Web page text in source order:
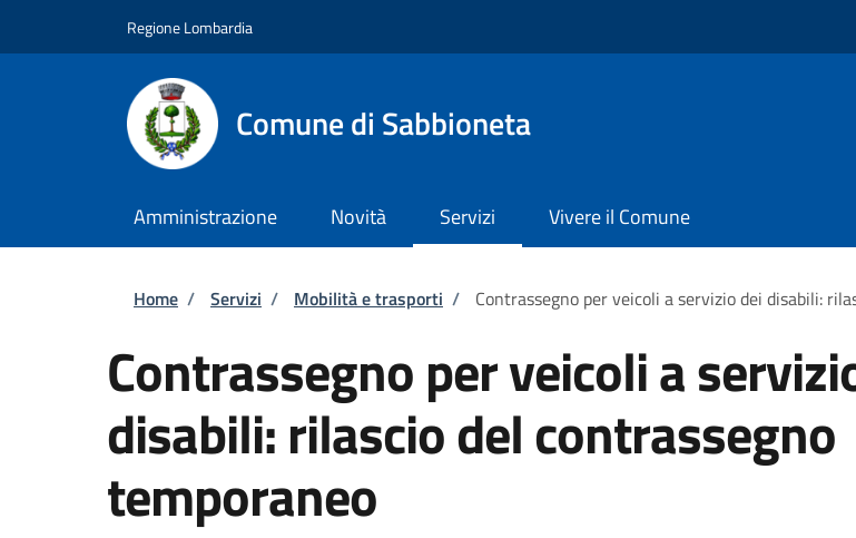
Regione Lombardia
Comune di Sabbioneta
Amministrazione Novità Servizi Vivere il Comune
Briciole di pane
Home / Servizi / Mobilità e trasporti / Contrassegno per veicoli a servizio dei disabili:
Contrassegno per veicoli a
disabili: rilascio del contrassegno
temporaneo